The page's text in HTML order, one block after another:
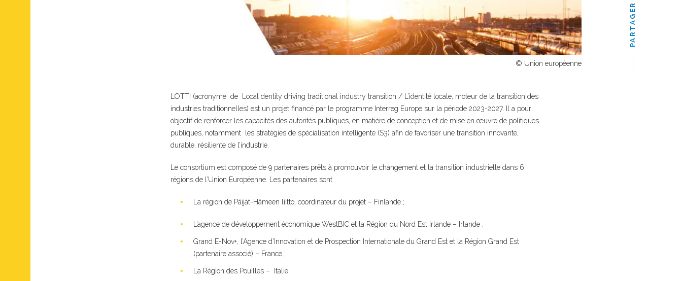
© Union européenne
PARTAGER
LOTTI (acronyme de Local dentity driving traditional industry transition / L’identité locale, moteur de la transition des
industries traditionnelles) est un projet financé par le programme Interreg Europe sur la période 2023-2027. Il a pour
objectif de renforcer les capacités des autorités publiques, en matière de conception et de mise en œuvre de politiques
publiques, notamment les stratégies de spécialisation intelligente (S3) afin de favoriser une transition innovante,
durable, résiliente de l’industrie.
Le consortium est composé de 9 partenaires prêts à promouvoir le changement et la transition industrielle dans 6
régions de l’Union Européenne. Les partenaires sont
La région de Päijät-Hämeen liitto, coordinateur du projet – Finlande ;
L’agence de développement économique WestBIC et la Région du Nord Est Irlande – Irlande ;
Grand E-Nov+, l’Agence d’Innovation et de Prospection Internationale du Grand Est et la Région Grand Est
(partenaire associé) – France ;
La Région des Pouilles – Italie ;